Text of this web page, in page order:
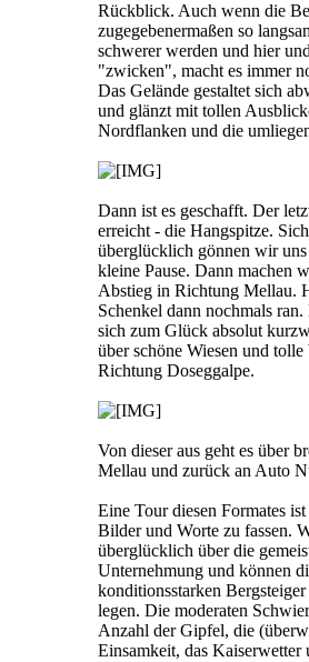
Rückblick. Auch wenn die
zugegebenermaßen so
schwerer werden und hier
"zwicken", macht es immer
Das Gelände gestaltet sich
und glänzt mit tollen
Nordflanken und die
Dann ist es geschafft. Der
erreicht - die Hangspitze.
überglücklich gönnen wir
kleine Pause. Dann machen
Abstieg in Richtung Mellau.
Schenkel dann nochmals ran.
sich zum Glück absolut
über schöne Wiesen und tolle
Richtung Doseggalpe.
Von dieser aus geht es über
Mellau und zurück an Auto
Eine Tour diesen Formates
Bilder und Worte zu fassen.
überglücklich über die
Unternehmung und können
konditionsstarken
legen. Die moderaten
Anzahl der Gipfel, die
Einsamkeit, das Kaiserwetter